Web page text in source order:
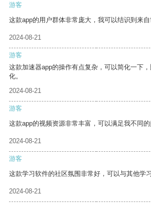
游客
这款app的用户群体非常庞大，我可以结识到来自
2024-08-21
游客
这款加速器app的操作有点复杂，可以简化一下
化。
2024-08-21
游客
这款app的视频资源非常丰富，可以满足我不同的
2024-08-21
游客
这款学习软件的社区氛围非常好，可以与其他学
2024-08-21